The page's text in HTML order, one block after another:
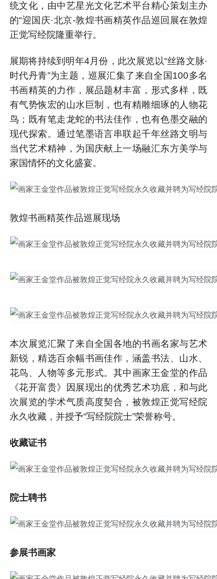
统文化，由中艺星光文化艺术平台精心策划主办
的“迎国庆·北京-敦煌书画精英作品巡回展在敦煌
正觉写经院隆重举行。
展期将持续到明年4月份，此次展览以“丝路文脉·
时代丹青”为主题，巡展汇集了来自全国100多名
书画精英的力作，展品题材丰富，形式多样，既
有气势恢宏的山水巨制，也有精雕细琢的人物花
鸟；既有笔走龙蛇的书法佳作，也有色墨交融的
现代探索。通过笔墨语言串联起千年丝路文明与
当代艺术精神，为国庆献上一场融汇东方美学与
家国情怀的文化盛宴。
敦煌书画精英作品巡展现场
本次展览汇聚了来自全国各地的书画名家与艺术
新锐，精选百余幅书画佳作，涵盖书法、山水、
花鸟、人物等多元形式。其中画家王金堂的作品
《花开富贵》因展现出的优秀艺术功底，和与此
次展览的学术气质高度契合，被敦煌正觉写经院
永久收藏，并授予“写经院院士”荣誉称号。
收藏证书
院士聘书
参展书画家